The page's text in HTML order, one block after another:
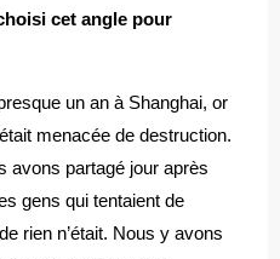
cet angle pour
un an à Shanghai, or
menacée de destruction.
avons partagé jour après
gens qui tentaient de
rien n’était. Nous y avons